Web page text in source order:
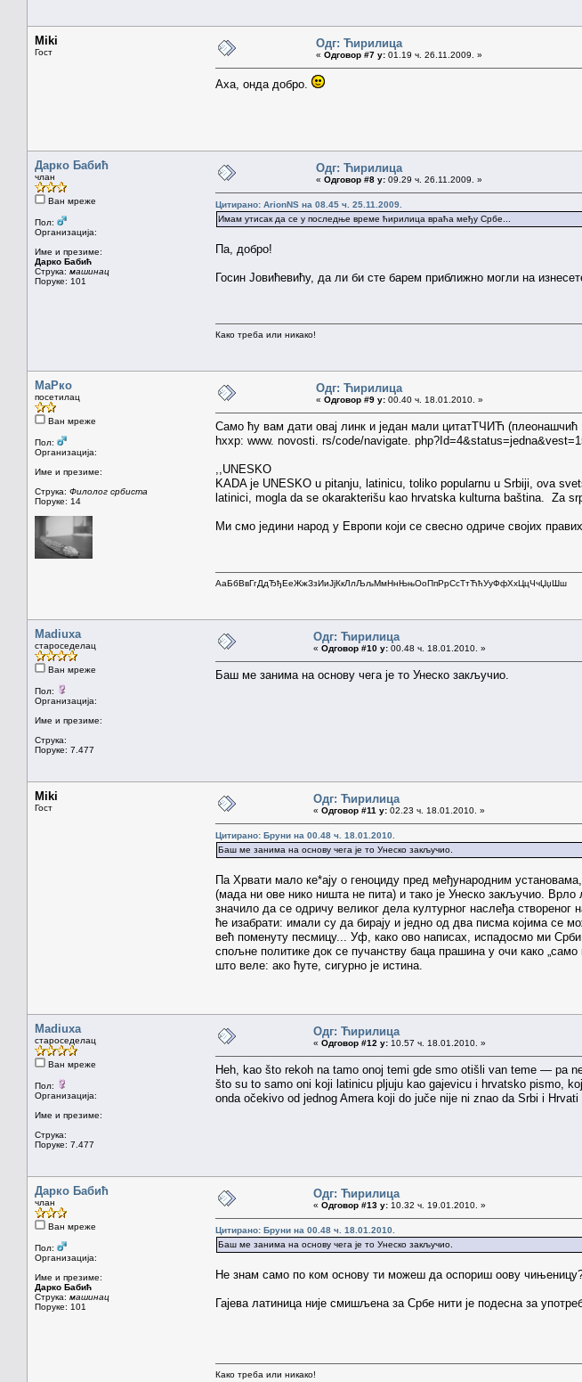
Miki
Гост
Одг: Ћирилица
« Одговор #7 у: 01.19 ч. 26.11.2009. »
Аха, онда добро.
Дарко Бабић
члан
Ван мреже
Пол:
Организација:
Име и презиме:
Дарко Бабић
Струка: машинац
Поруке: 101
Одг: Ћирилица
« Одговор #8 у: 09.29 ч. 26.11.2009. »
Цитирано: ArionNS на 08.45 ч. 25.11.2009.
Имам утисак да се у последње време ћирилица враћа међу Србе...
Па, добро!
Госин Јовићевићу, да ли би сте барем приближно могли на
Како треба или никако!
МаРко
посетилац
Ван мреже
Пол:
Организација:
Име и презиме:
Струка: Филолог србиста
Поруке: 14
Одг: Ћирилица
« Одговор #9 у: 00.40 ч. 18.01.2010. »
Само ћу вам дати овај линк и један мали цитатТЧИЋ (плеонашчић
hxxp: www. novosti. rs/code/navigate.
,,UNESKO
KADA je UNESKO u pitanju, latinicu, toliko popularnu u Srbiji, ova
latinici, mogla da se okarakterišu kao hrvatska kulturna baština. Za
Ми смо једини народ у Европи који се свесно одриче својих
АаБбВвГгДдЂђЕеЖжЗзИиЈјКкЛлЉљМмНнЊњОоПпРрСсТтЋћУуФфХхЦцЧчЏџШш
Madiuxa
староседелац
Ван мреже
Пол:
Организација:
Име и презиме:
Струка:
Поруке: 7.477
Одг: Ћирилица
« Одговор #10 у: 00.48 ч. 18.01.2010. »
Баш ме занима на основу чега је то Унеско закључио.
Miki
Гост
Одг: Ћирилица
« Одговор #11 у: 02.23 ч. 18.01.2010. »
Цитирано: Бруни на 00.48 ч. 18.01.2010.
Баш ме занима на основу чега је то Унеско закључио.
Па Хрвати мало ке*ају о геноциду пред међународним
(мада ни ове нико ништа не пита) и тако је Унеско закључио. Врло
значило да се одричу великог дела културног наслеђа створеног
ће изабрати: имали су да бирају и једно од два писма којима се
већ поменуту песмицу... Уф, како ово написах, испадосмо ми
спољне политике док се пучанству баца прашина у очи како
што веле: ако ћуте, сигурно је истина.
Madiuxa
староседелац
Ван мреже
Пол:
Организација:
Име и презиме:
Струка:
Поруке: 7.477
Одг: Ћирилица
« Одговор #12 у: 10.57 ч. 18.01.2010. »
Heh, kao što rekoh na tamo onoj temi gde smo otišli van teme — pa
što su to samo oni koji latinicu pljuju kao gajevicu i hrvatsko pismo,
onda očekivo od jednog Amera koji do juče nije ni znao da Srbi i
Дарко Бабић
члан
Ван мреже
Пол:
Организација:
Име и презиме:
Дарко Бабић
Струка: машинац
Поруке: 101
Одг: Ћирилица
« Одговор #13 у: 10.32 ч. 19.01.2010. »
Цитирано: Бруни на 00.48 ч. 18.01.2010.
Баш ме занима на основу чега је то Унеско закључио.
Не знам само по ком основу ти можеш да оспориш оову
Гајева латиница није смишљена за Србе нити је подесна за
Како треба или никако!